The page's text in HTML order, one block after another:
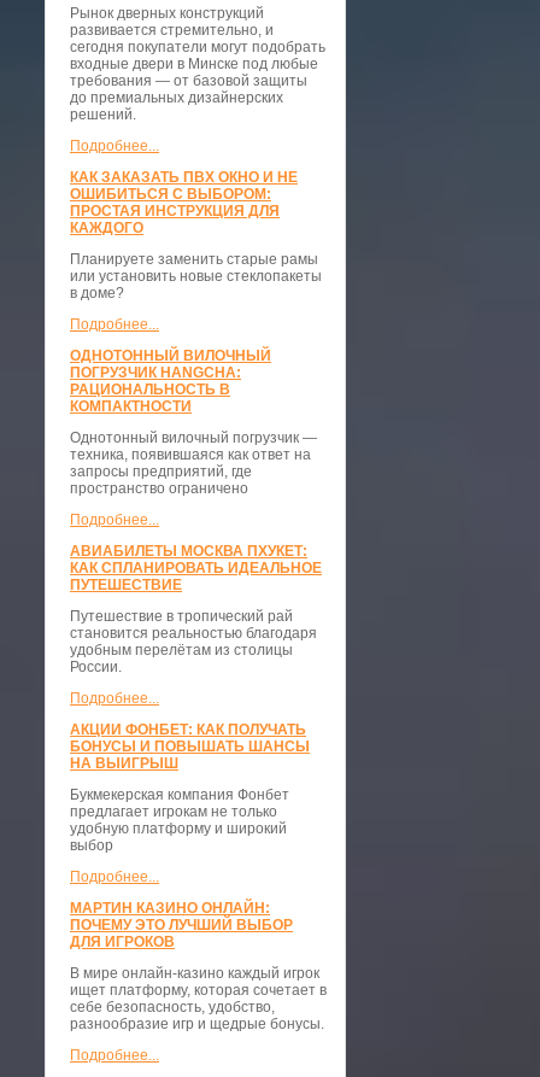
Рынок дверных конструкций
развивается стремительно, и
сегодня покупатели могут подобрать
входные двери в Минске под любые
требования — от базовой защиты
до премиальных дизайнерских
решений.
Подробнее...
КАК ЗАКАЗАТЬ ПВХ ОКНО И НЕ
ОШИБИТЬСЯ С ВЫБОРОМ:
ПРОСТАЯ ИНСТРУКЦИЯ ДЛЯ
КАЖДОГО
Планируете заменить старые рамы
или установить новые стеклопакеты
в доме?
Подробнее...
ОДНОТОННЫЙ ВИЛОЧНЫЙ
ПОГРУЗЧИК HANGCHA:
РАЦИОНАЛЬНОСТЬ В
КОМПАКТНОСТИ
​Однотонный вилочный погрузчик —
техника, появившаяся как ответ на
запросы предприятий, где
пространство ограничено
Подробнее...
АВИАБИЛЕТЫ МОСКВА ПХУКЕТ:
КАК СПЛАНИРОВАТЬ ИДЕАЛЬНОЕ
ПУТЕШЕСТВИЕ
Путешествие в тропический рай
становится реальностью благодаря
удобным перелётам из столицы
России.
Подробнее...
АКЦИИ ФОНБЕТ: КАК ПОЛУЧАТЬ
БОНУСЫ И ПОВЫШАТЬ ШАНСЫ
НА ВЫИГРЫШ
Букмекерская компания Фонбет
предлагает игрокам не только
удобную платформу и широкий
выбор
Подробнее...
МАРТИН КАЗИНО ОНЛАЙН:
ПОЧЕМУ ЭТО ЛУЧШИЙ ВЫБОР
ДЛЯ ИГРОКОВ
В мире онлайн-казино каждый игрок
ищет платформу, которая сочетает в
себе безопасность, удобство,
разнообразие игр и щедрые бонусы.
Подробнее...